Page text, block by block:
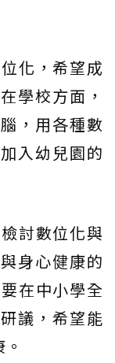
化，希望成
學校方面，
，用各種數
入幼兒園的
討數位化與
身心健康的
在中小學全
議，希望能